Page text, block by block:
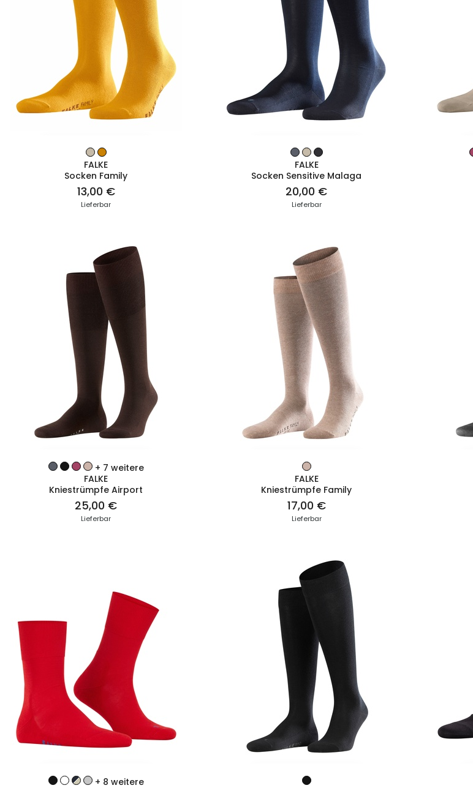
ZUM PRODUKT
FALKE
Socken Family
13,00 €
Lieferbar
ZUM PRODUKT
FALKE
Socken Sensitive Malaga
20,00 €
Lieferbar
ZUM PRODUKT
+ 7 weitere
FALKE
Kniestrümpfe Airport
25,00 €
Lieferbar
ZUM PRODUKT
FALKE
Kniestrümpfe Family
17,00 €
Lieferbar
ZUM PRODUKT
+ 8 weitere
ZUM PRODUKT